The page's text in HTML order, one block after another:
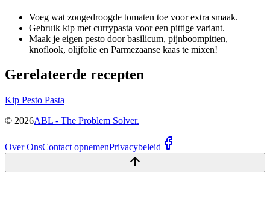
Voeg wat zongedroogde tomaten toe voor extra smaak.
Gebruik kip met currypasta voor een pittige variant.
Maak je eigen pesto door basilicum, pijnboompitten,
knoflook, olijfolie en Parmezaanse kaas te mixen!
Gerelateerde recepten
Kip Pesto Pasta
© 2026ABL - The Problem Solver.
Over OnsContact opnemenPrivacybeleid